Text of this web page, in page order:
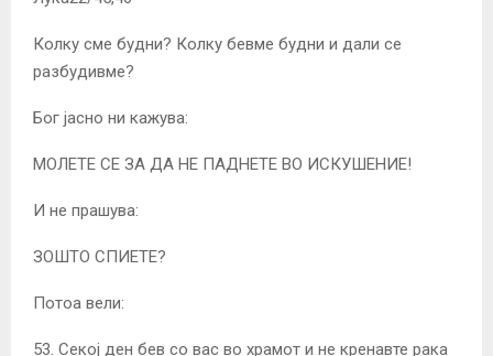
Колку сме будни? Колку бевме будни и дали се
разбудивме?
Бог јасно ни кажува:
МОЛЕТЕ СЕ ЗА ДА НЕ ПАДНЕТЕ ВО ИСКУШЕНИЕ!
И не прашува:
ЗОШТО СПИЕТЕ?
Потоа вели:
53. Секој ден бев со вас во храмот и не кренавте рака